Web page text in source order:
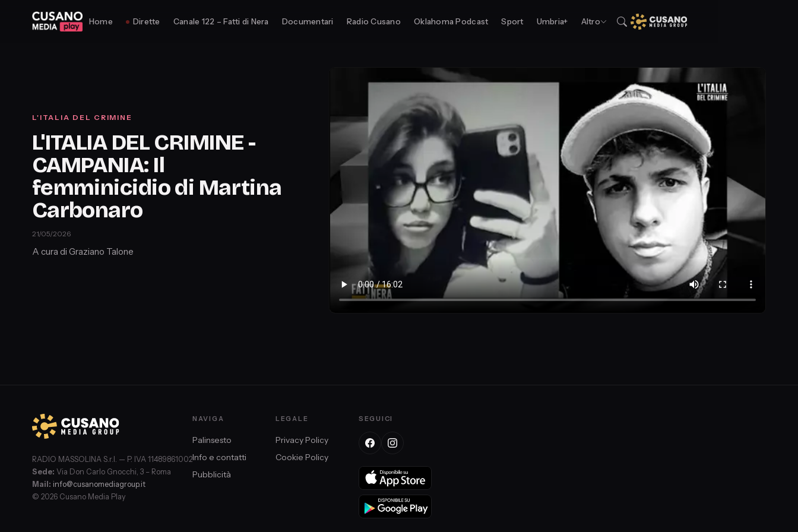
Home Dirette Canale 122 – Fatti di Nera Documentari Radio Cusano Oklahoma Podcast Sport Umbria+ Altro
L'ITALIA DEL CRIMINE
L'ITALIA DEL CRIMINE -
CAMPANIA: Il
femminicidio di Martina
Carbonaro
21/05/2026
A cura di Graziano Talone
RADIO MASSOLINA S.r.l. — P. IVA 11489861002
Sede: Via Don Carlo Gnocchi, 3 – Roma
Mail: info@cusanomediagroup.it
© 2026 Cusano Media Play
NAVIGA
Palinsesto
Info e contatti
Pubblicità
LEGALE
Privacy Policy
Cookie Policy
SEGUICI